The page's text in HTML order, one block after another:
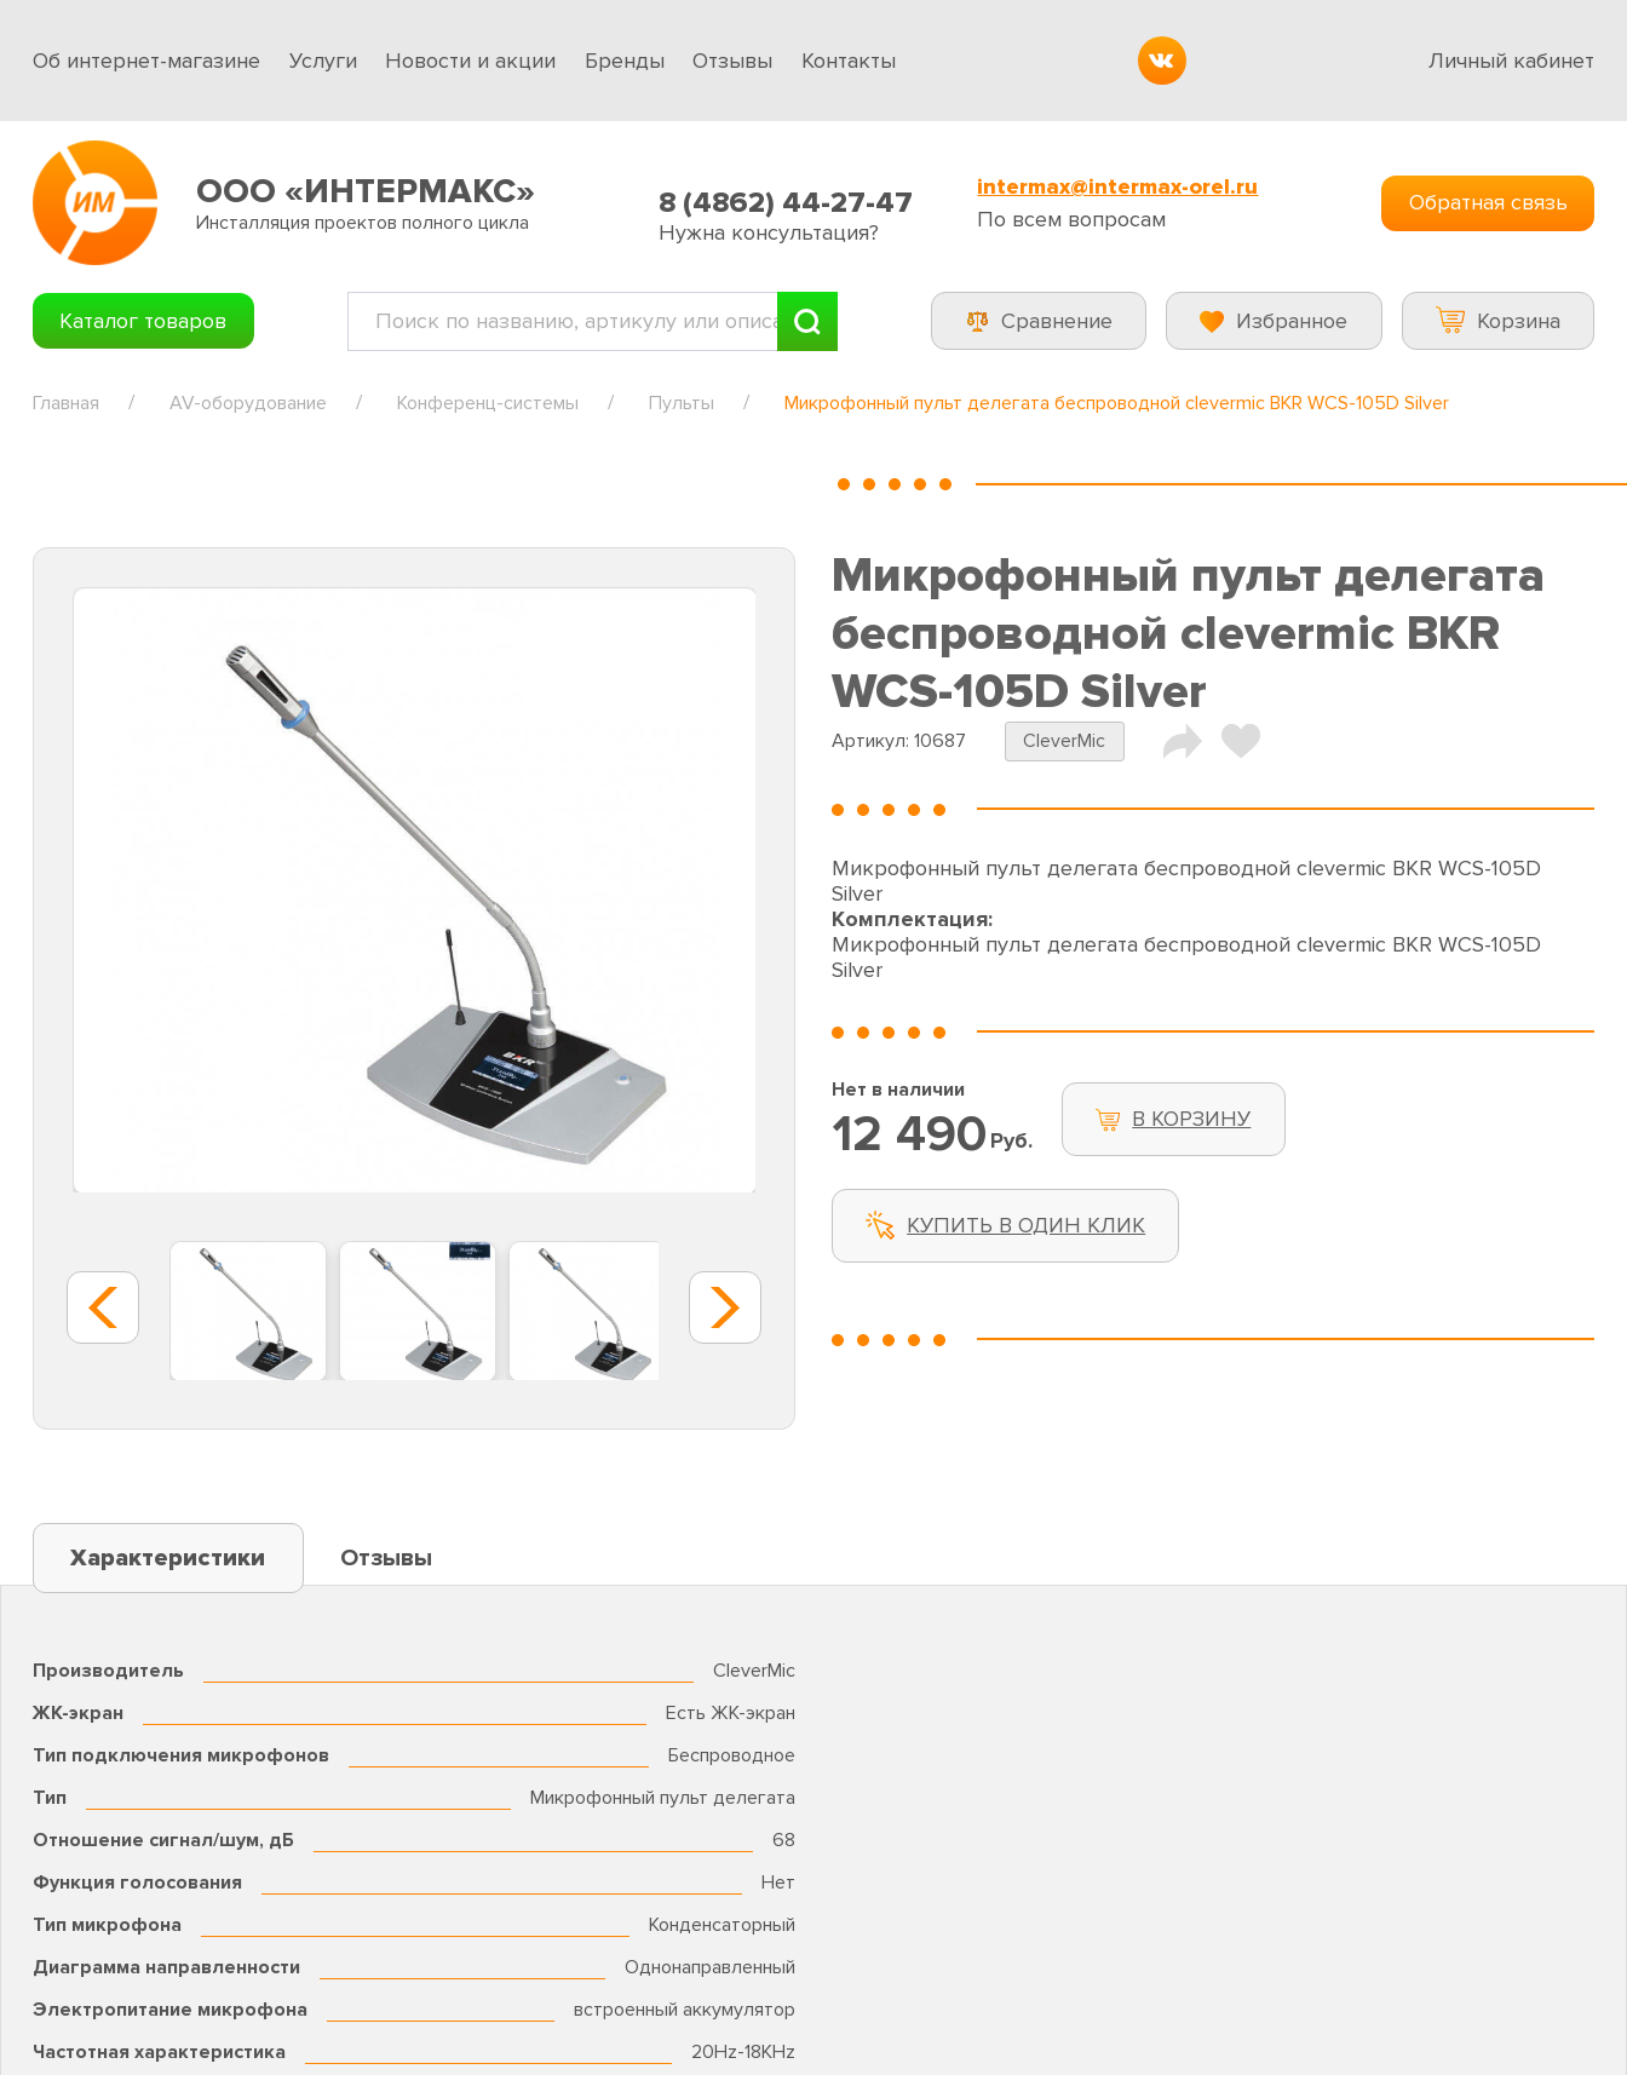
Об интернет-магазине Услуги Новости и акции Бренды Отзывы Контакты Личный кабинет
ООО «ИНТЕРМАКС»
Инсталляция проектов полного цикла
8 (4862) 44-27-47
Нужна консультация?
intermax@intermax-orel.ru
По всем вопросам
Обратная связь
Каталог товаров Сравнение Избранное Корзина
Главная AV-оборудование Конференц-системы Пульты Микрофонный пульт делегата беспроводной clevermic BKR WCS-105D Silver
Микрофонный пульт делегата
беспроводной clevermic BKR
WCS-105D Silver
Артикул: 10687 CleverMic
Микрофонный пульт делегата беспроводной clevermic BKR WCS-105D
Silver
Комплектация:
Микрофонный пульт делегата беспроводной clevermic BKR WCS-105D
Silver
Нет в наличии
12 490 Руб.
В КОРЗИНУ
КУПИТЬ В ОДИН КЛИК
Характеристики Отзывы
Производитель
CleverMic
ЖК-экран
Есть ЖК-экран
Тип подключения микрофонов
Беспроводное
Тип
Микрофонный пульт делегата
Отношение сигнал/шум, дБ
68
Функция голосования
Нет
Тип микрофона
Конденсаторный
Диаграмма направленности
Однонаправленный
Электропитание микрофона
встроенный аккумулятор
Частотная характеристика
20Hz-18KHz